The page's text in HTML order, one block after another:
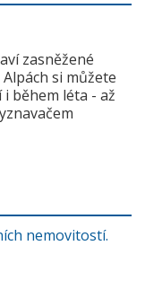
zasněžené
si můžete
během léta - až
nemovitostí.